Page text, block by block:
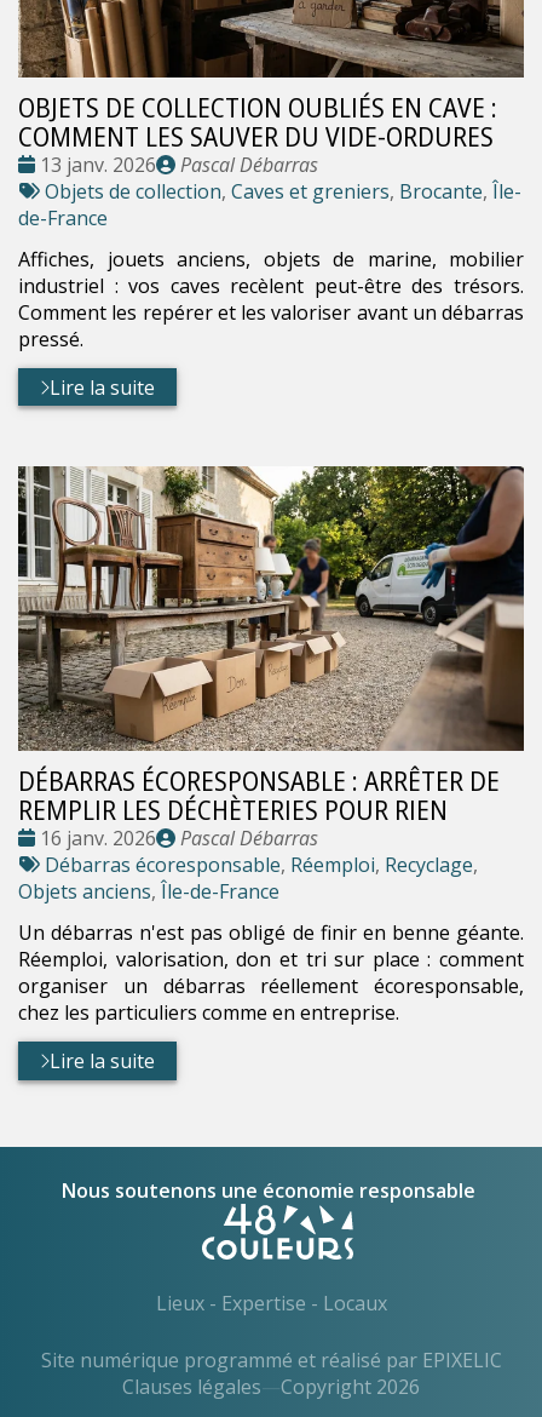
OBJETS DE COLLECTION OUBLIÉS EN CAVE :
COMMENT LES SAUVER DU VIDE-ORDURES
Date
:
13 janv. 2026
Publié
par
Pascal Débarras
Tags
:
Objets de collection, Caves et greniers, Brocante, Île-
de-France
Affiches, jouets anciens, objets de marine, mobilier
industriel : vos caves recèlent peut-être des trésors.
Comment les repérer et les valoriser avant un débarras
pressé.
Lire la suite
DÉBARRAS ÉCORESPONSABLE : ARRÊTER DE
REMPLIR LES DÉCHÈTERIES POUR RIEN
Date
:
16 janv. 2026
Publié
par
Pascal Débarras
Tags
:
Débarras écoresponsable, Réemploi, Recyclage,
Objets anciens, Île-de-France
Un débarras n'est pas obligé de finir en benne géante.
Réemploi, valorisation, don et tri sur place : comment
organiser un débarras réellement écoresponsable,
chez les particuliers comme en entreprise.
Lire la suite
Nous soutenons une économie responsable
Lieux- Expertise - Locaux
Site numérique programmé et réalisé par EPIXELIC
—
Clauses légales—Copyright 2026